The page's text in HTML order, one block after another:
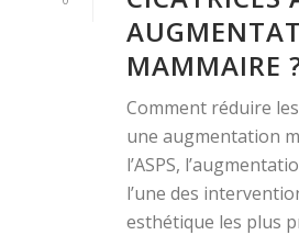
MAMMAIRE
Comment réduire
une augmentation
l’ASPS,
l’une des
esthétique les plus